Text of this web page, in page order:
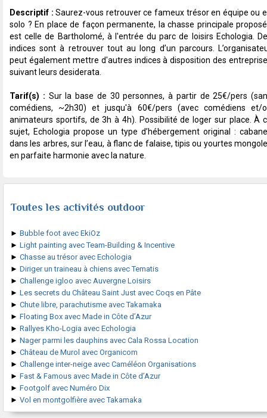
Descriptif : Saurez-vous retrouver ce fameux trésor en équipe ou
solo ? En place de façon permanente, la chasse principale
est celle de Bartholomé, à l'entrée du parc de loisirs Echologia.
indices sont à retrouver tout au long d’un parcours.
peut également mettre d'autres indices à disposition des
suivant leurs desiderata.
Tarif(s) : Sur la base de 30 personnes, à partir de 25€/pers
comédiens, ~2h30) et jusqu'à 60€/pers (avec comédiens et/
animateurs sportifs, de 3h à 4h). Possibilité de loger sur place. À
sujet, Echologia propose un type d’hébergement original :
dans les arbres, sur l’eau, à flanc de falaise, tipis ou yourtes
en parfaite harmonie avec la nature.
Toutes les activités outdoor
► Bubble foot avec EkiOz
► Light painting avec Team-Building & Incentive
► Chasse au trésor avec Echologia
► Diriger un traineau à chiens avec Tematis
► Challenge igloo avec Auvergne Loisirs
► Les secrets du Château Saint Just avec Coqs en Pâte
► Chute libre, parachutisme avec Takamaka
► Floating Box avec Made in Côte d’Azur
► Rallyes Kho-Logia avec Echologia
► Nager parmi les dauphins avec Cala Rossa Location
► Château de Murol avec Organicom
► Challenge inter-neige avec Caméléon Organisations
► Fast & Famous avec Made in Côte d’Azur
► Footgolf avec Numéro Dix
► Vol en montgolfière avec Takamaka